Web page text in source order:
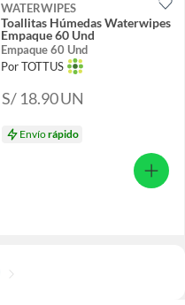
WATERWIPES
Toallitas Húmedas Waterwipes
Empaque 60 Und
Empaque 60 Und
Por TOTTUS
S/ 18.90UN
Envíorápido